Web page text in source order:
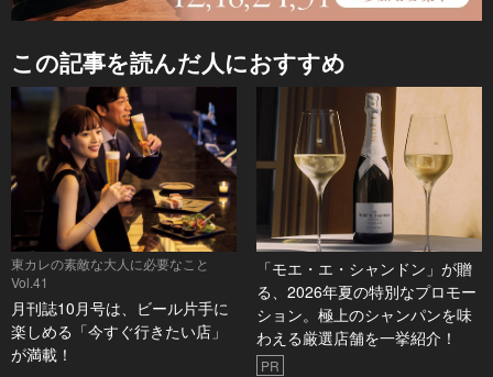
この記事を読んだ人におすすめ
東カレの素敵な大人に必要なこと
Vol.41
月刊誌10月号は、ビール片手に
楽しめる「今すぐ行きたい店」
が満載！
「モエ・エ・シャンドン」が贈
る、2026年夏の特別なプロモー
ション。極上のシャンパンを味
わえる厳選店舗を一挙紹介！
PR